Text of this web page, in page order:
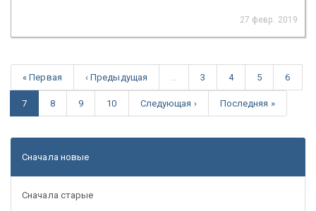
27 февр. 2019
« Первая ‹ Предыдущая 3 4 5 6
7 8 9 10 Следующая › Последняя »
Сначала новые
Сначала старые